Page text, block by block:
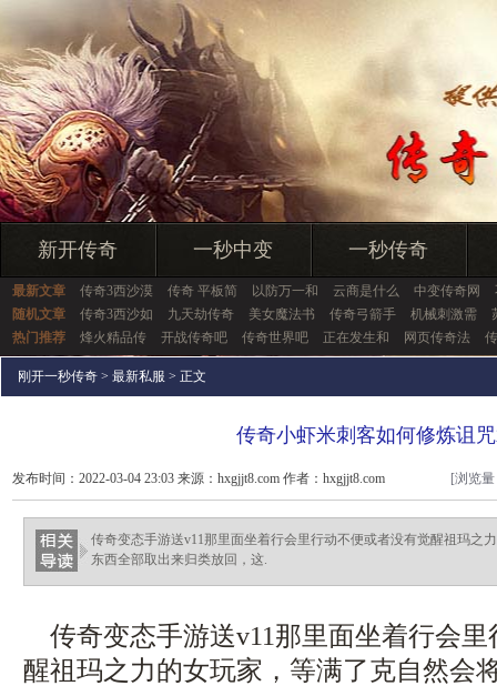
新开传奇 一秒中变 一秒传奇
最新文章 传奇3西沙漠 传奇 平板简 以防万一和 云商是什么 中变传奇网
随机文章
传奇3西沙如 九天劫传奇 美女魔法书 传奇弓箭手 机械刺激需
热门推荐
烽火精品传 开战传奇吧 传奇世界吧 正在发生和 网页传奇法
刚开一秒传奇 > 最新私服 > 正文
传奇小虾米刺客如何修炼诅
发布时间：2022-03-04 23:03 来源：hxgjjt8.com 作者：hxgjjt8.com [浏览
传奇变态手游送v11那里面坐着行会里行动不便或者没有觉醒祖玛之
东西全部取出来归类放回，这.
传奇变态手游送v11那里面坐着行会里
醒祖玛之力的女玩家，等满了克自然会